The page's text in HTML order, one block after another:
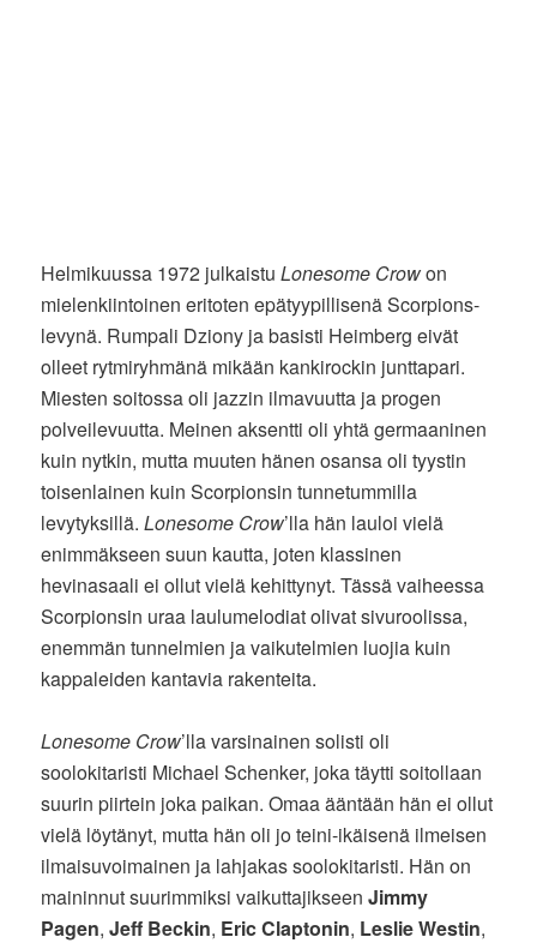
Helmikuussa 1972 julkaistuLonesome Crowon
mielenkiintoinen eritoten epätyypillisenä Scorpions-
levynä. Rumpali Dziony ja basisti Heimberg eivät
olleet rytmiryhmänä mikään kankirockin junttapari.
Miesten soitossa oli jazzin ilmavuutta ja progen
polveilevuutta. Meinen aksentti oli yhtä germaaninen
kuin nytkin, mutta muuten hänen osansa oli tyystin
toisenlainen kuin Scorpionsin tunnetummilla
levytyksillä.Lonesome Crow’lla hän lauloi vielä
enimmäkseen suun kautta, joten klassinen
hevinasaali ei ollut vielä kehittynyt. Tässä vaiheessa
Scorpionsin uraa laulumelodiat olivat sivuroolissa,
enemmän tunnelmien ja vaikutelmien luojia kuin
kappaleiden kantavia rakenteita.
Lonesome Crow’lla varsinainen solisti oli
soolokitaristi Michael Schenker, joka täytti soitollaan
suurin piirtein joka paikan. Omaa ääntään hän ei ollut
vielä löytänyt, mutta hän oli jo teini-ikäisenä ilmeisen
ilmaisuvoimainen ja lahjakas soolokitaristi. Hän on
maininnut suurimmiksi vaikuttajikseenJimmy
Pagen,Jeff Beckin, Eric Claptonin, Leslie Westin,